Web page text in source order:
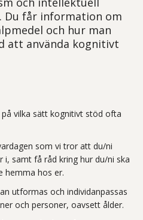
får information om
och hur man
att använda kognitivt
vilka sätt kognitivt stöd ofta
som vi tror att du/ni
i, samt få råd kring hur du/ni ska
hemma hos er.
utformas och individanpassas
och personer, oavsett ålder.